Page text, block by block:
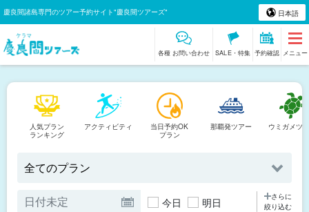
慶良間諸島専門のツアー予約サイト"慶良間ツアーズ" 日本語
各種 お問い合わせ SALE・特集 予約確認 メニュー
人気プラン
ランキング
アクティビティ
当日予約OK
プラン
那覇発ツアー ウミガメツ
今日 明日
さらに
絞り込む